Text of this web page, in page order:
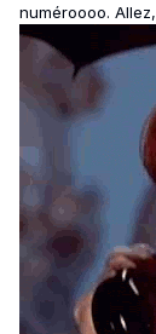
numéroooo.